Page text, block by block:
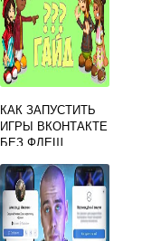
КАК ЗАПУСТИТЬ
ИГРЫ ВКОНТАКТЕ
БЕЗ ФЛЕШ